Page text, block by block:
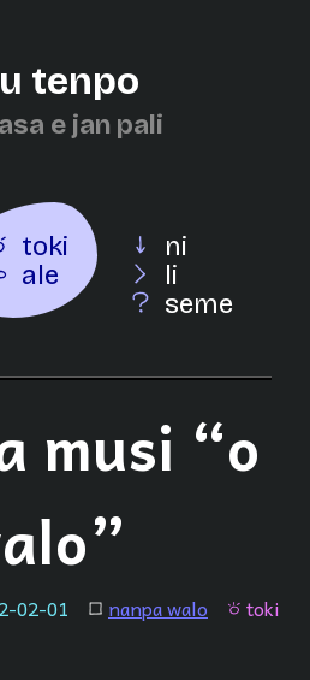
tenpo
e jan pali
toki
ale
ni
li
seme
musi “o
02-01 lipu nanpa walo toki toki